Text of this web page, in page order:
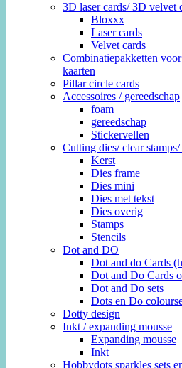
3D laser cards/ 3D velvet
Bloxxx
Laser cards
Velvet cards
Combinatiepakketten
kaarten
Pillar circle cards
Accessoires / gereedschap
foam
gereedschap
Stickervellen
Cutting dies/ clear
Kerst
Dies frame
Dies mini
Dies met tekst
Dies overig
Stamps
Stencils
Dot and DO
Dot and do Cards
Dot and Do Cards
Dot and Do sets
Dots en Do
Dotty design
Inkt / expanding mousse
Expanding mousse
Inkt
Hobbydots sparkles sets